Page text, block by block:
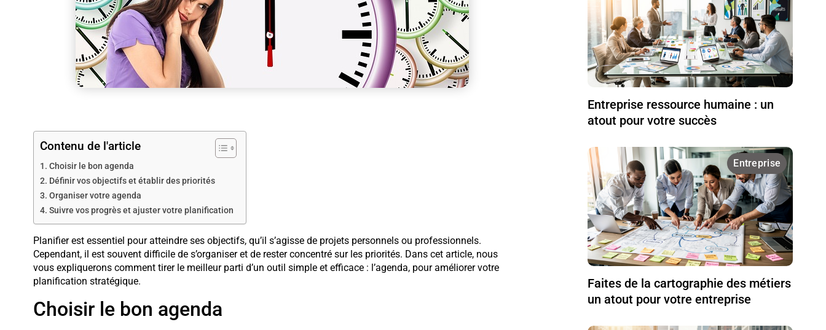
Contenu de l'article
Choisir le bon agenda
Définir vos objectifs et établir des priorités
Organiser votre agenda
Suivre vos progrès et ajuster votre planification
Planifier est essentiel pour atteindre ses objectifs, qu’il s’agisse de projets personnels ou professionnels.
Cependant, il est souvent difficile de s’organiser et de rester concentré sur les priorités. Dans cet article, nous
vous expliquerons comment tirer le meilleur parti d’un outil simple et efficace : l’agenda, pour améliorer votre
planification stratégique.
Choisir le bon agenda
Entreprise ressource humaine : un
atout pour votre succès
Entreprise
Faites de la cartographie des métiers
un atout pour votre entreprise